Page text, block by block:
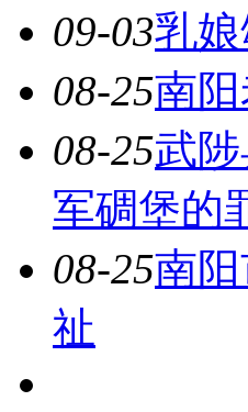
09-03乳
08-25南
08-25武
军碉堡的
08-25南
祉